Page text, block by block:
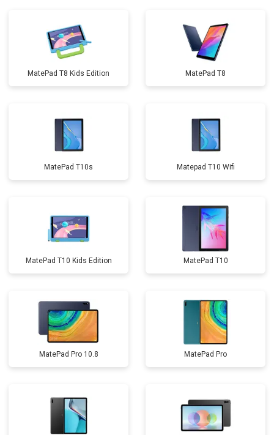
MatePad T8 Kids Edition MatePad T8
MatePad T10s Matepad T10 Wifi
MatePad T10 Kids Edition MatePad T10
MatePad Pro 10.8 MatePad Pro